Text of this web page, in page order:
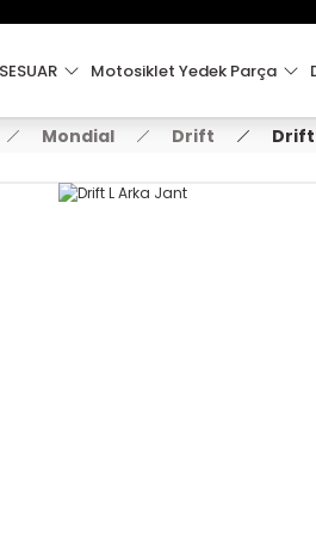
2000 TL
Motosiklet Yedek Parça
Mondial Drift Drift